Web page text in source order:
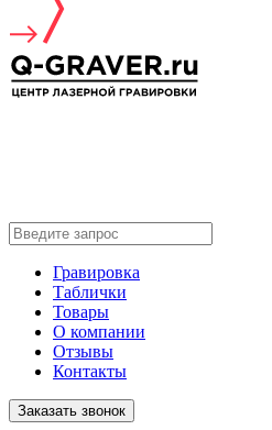
Гравировка
Таблички
Товары
О компании
Отзывы
Контакты
Заказать звонок